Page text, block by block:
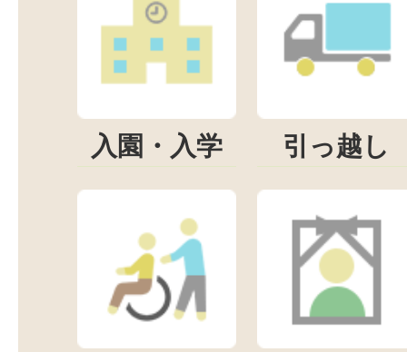
入園・入学 引っ越し